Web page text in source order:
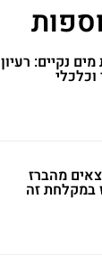
נקיים: רעיון
וכלכלי
מהברז
במקלחת זה